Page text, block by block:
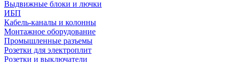
Выдвижные блоки и лючки
ИБП
Кабель-каналы и колонны
Монтажное оборудование
Промышленные разъемы
Розетки для электроплит
Розетки и выключатели